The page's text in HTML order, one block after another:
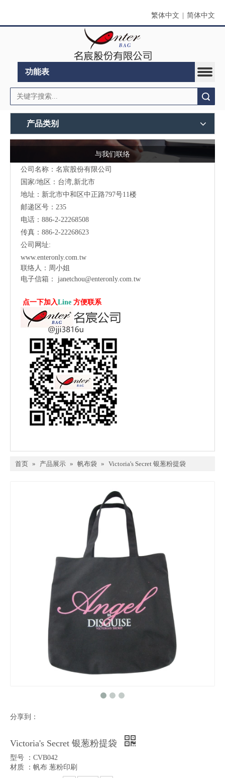
繁体中文 简体中文
功能表
产品类别
与我们联络
公司名称：名宸股份有限公司
国家/地区：台湾,新北市
地址：新北市中和区中正路797号11楼
邮递区号：235
电话：886-2-22268508
传真：886-2-22268623
公司网址:
www.enteronly.com.tw
联络人：周小姐
电子信箱： janetchou@enteronly.com.tw
点一下加入Line 方便联系
首页 » 产品展示 » 帆布袋 » Victoria's Secret 银葱粉提袋
分享到：
Victoria's Secret 银葱粉提袋
型号 ：CVB042
材质 ：帆布 葱粉印刷